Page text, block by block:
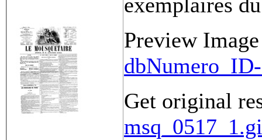
Preview Image
Get original